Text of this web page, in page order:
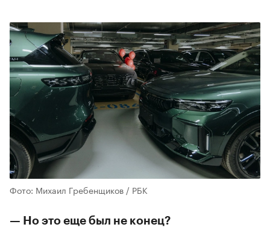
Фото: Михаил Гребенщиков / РБК
— Но это еще был не конец?